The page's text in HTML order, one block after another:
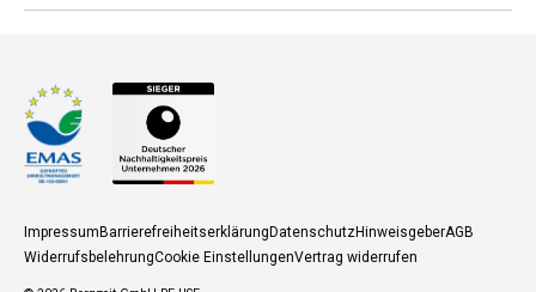
Zahlungsmethoden
ImpressumBarrierefreiheitserklärungDatenschutzHinweisgeberAGB
WiderrufsbelehrungCookie EinstellungenVertrag widerrufen